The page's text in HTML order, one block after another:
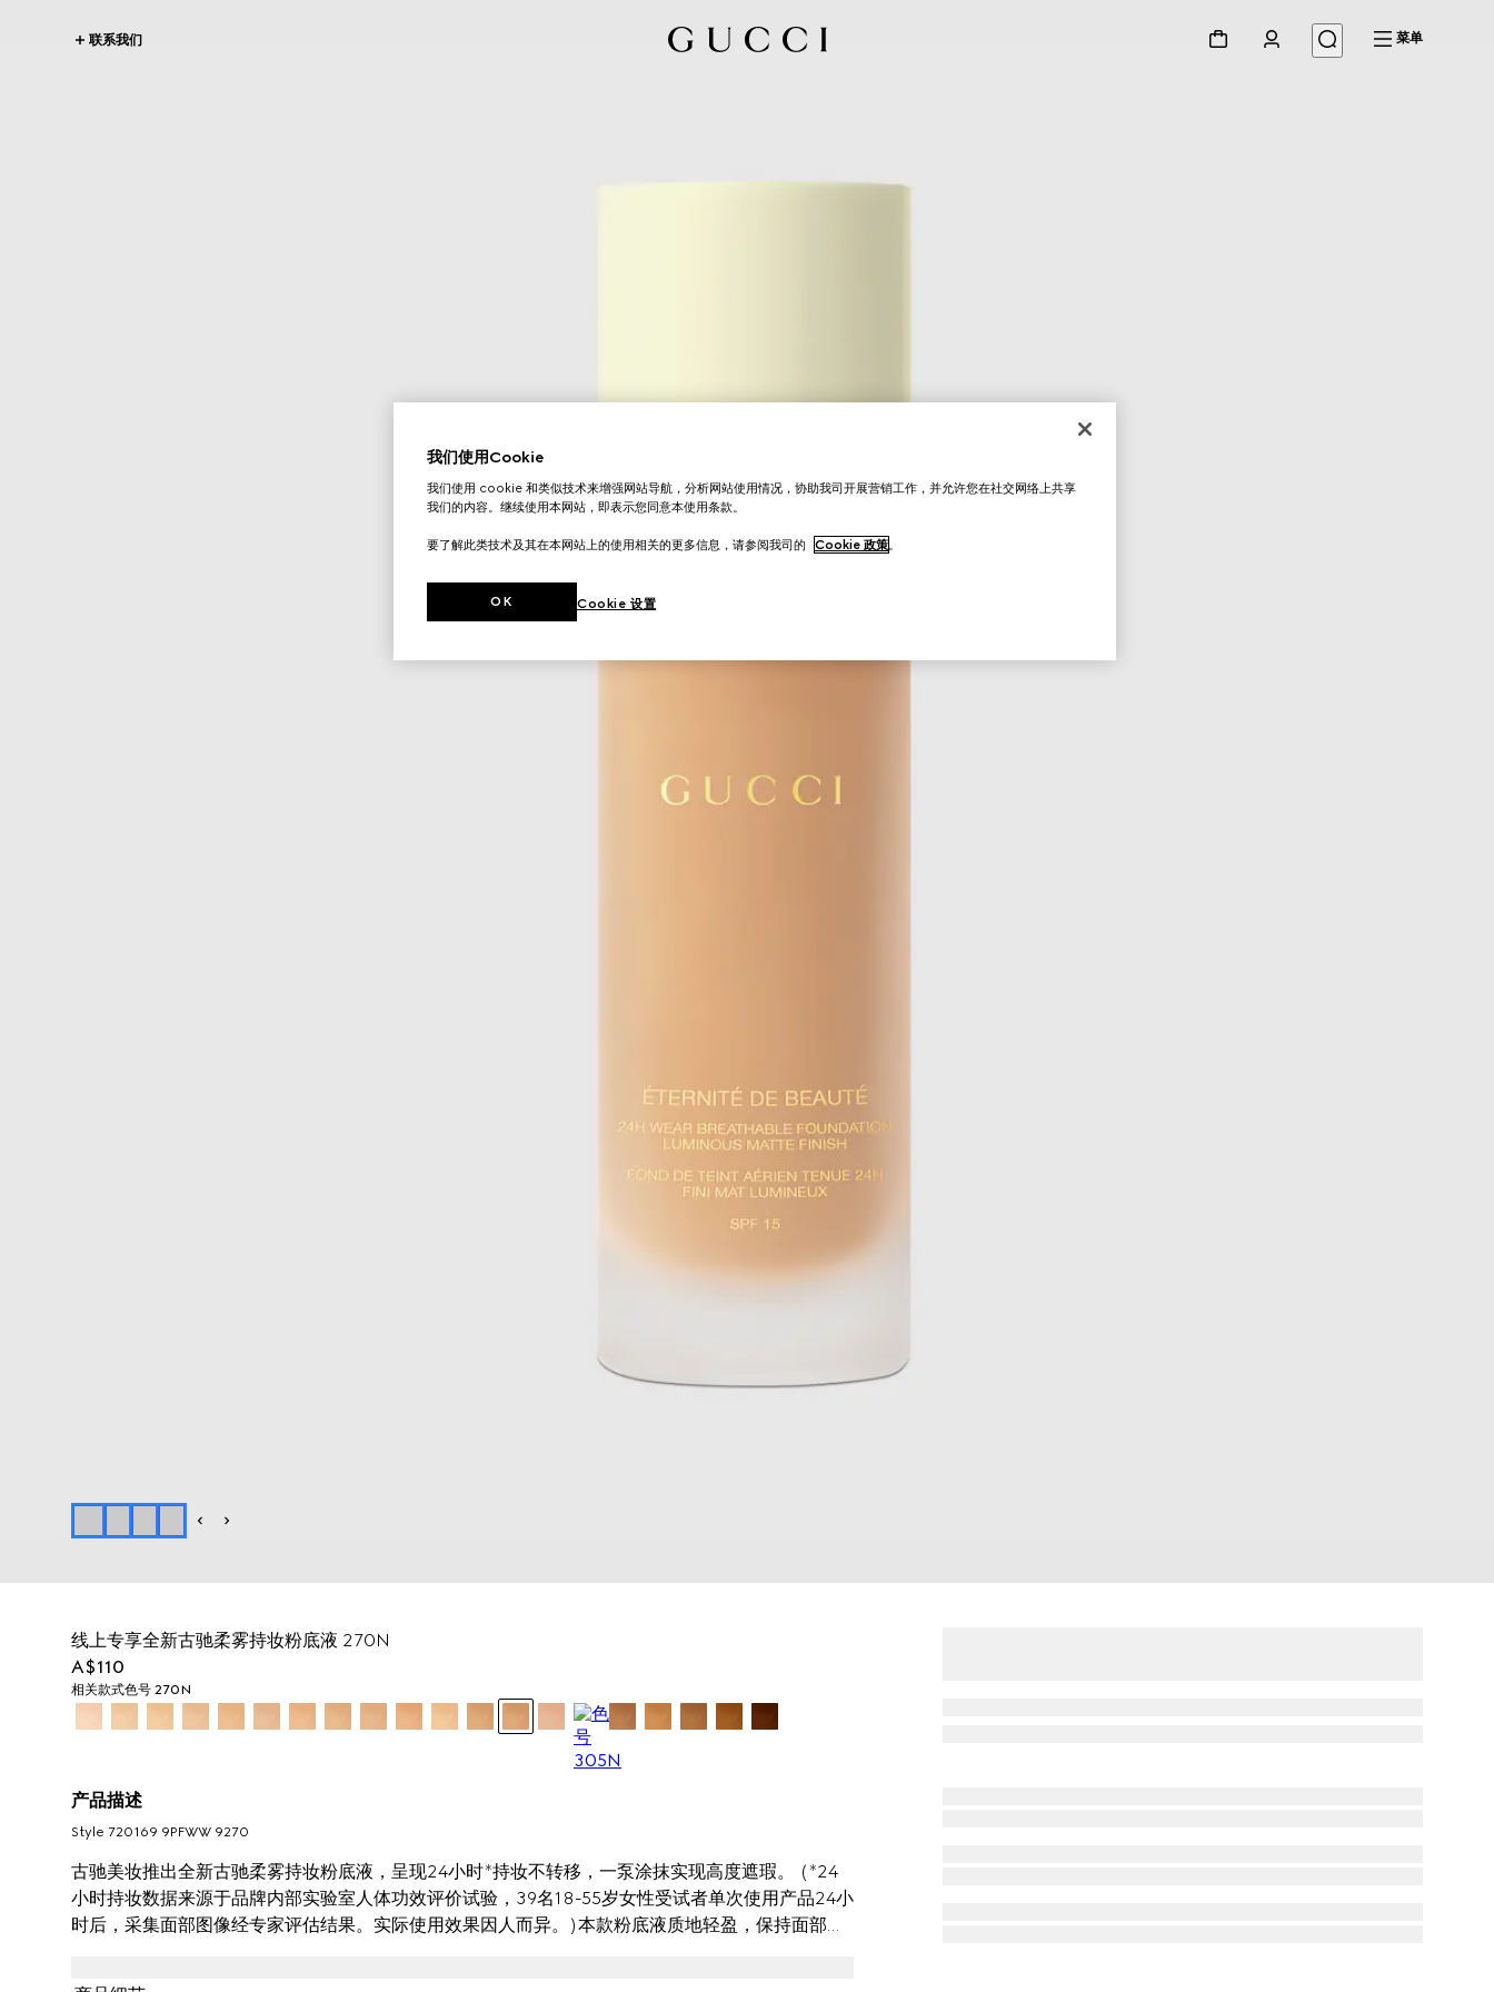
联系我们 菜单
线上专享全新古驰柔雾持妆粉底液 270N
A$110
相关款式色号 270N
产品描述
Style ‎720169 9PFWW 9270
古驰美妆推出全新古驰柔雾持妆粉底液，呈现24小时*持妆不转移，一泵涂抹实现高度遮瑕。 (*24
小时持妆数据来源于品牌内部实验室人体功效评价试验，39名18-55岁女性受试者单次使用产品24小
时后，采集面部图像经专家评估结果。实际使用效果因人而异。)本款粉底液质地轻盈，保持面部水
我们使用Cookie
我们使用 cookie 和类似技术来增强网站导航，分析网站使用情况，协助我司开展营销工作，并允许您在社交网络上共享
我们的内容。继续使用本网站，即表示您同意本使用条款。
要了解此类技术及其在本网站上的使用相关的更多信息，请参阅我司的 Cookie 政策。
Cookie 设置
OK